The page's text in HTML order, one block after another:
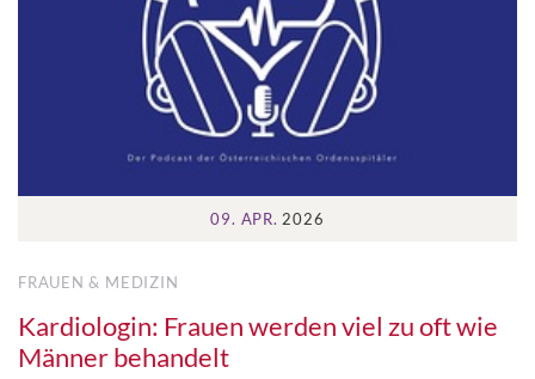
09. APR. 2026
FRAUEN & MEDIZIN
Kardiologin: Frauen werden viel zu oft wie
Männer behandelt